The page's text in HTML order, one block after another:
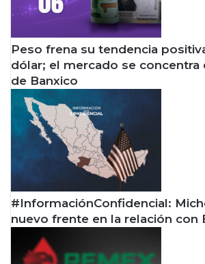
Peso frena su tendencia
dólar; el mercado se concentra
de Banxico
#InformaciónConfidencial:
nuevo frente en la relación con